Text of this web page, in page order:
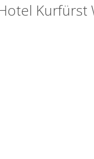
Kurfürst